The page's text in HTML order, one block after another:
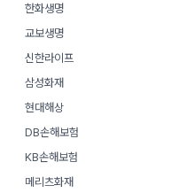
한화생명
교보생명
신한라이프
삼성화재
현대해상
DB손해보험
KB손해보험
메리츠화재